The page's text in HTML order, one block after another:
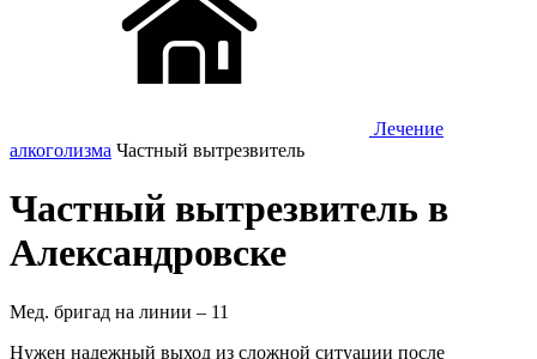
Лечение
алкоголизма Частный вытрезвитель
Частный вытрезвитель в
Александровске
Мед. бригад на линии – 11
Нужен надежный выход из сложной ситуации после